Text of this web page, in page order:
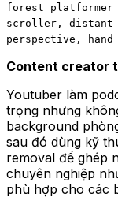
forest platformer
scroller, distant
perspective,
Content creator
Youtuber làm
trọng nhưng
background
sau đó dùng kỹ
removal để ghép
chuyên nghiệp
phù hợp cho các